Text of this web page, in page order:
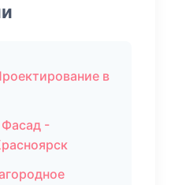
в
-